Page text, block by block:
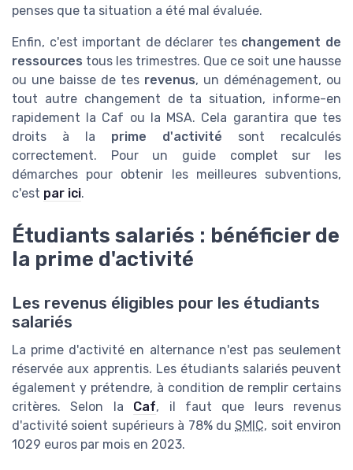
penses que ta situation a été mal évaluée.
Enfin, c'est important de déclarer tes changement de
ressources tous les trimestres. Que ce soit une hausse
ou une baisse de tes revenus, un déménagement, ou
tout autre changement de ta situation, informe-en
rapidement la Caf ou la MSA. Cela garantira que tes
droits à la prime d'activité sont recalculés
correctement. Pour un guide complet sur les
démarches pour obtenir les meilleures subventions,
c'est par ici.
Étudiants salariés : bénéficier de
la prime d'activité
Les revenus éligibles pour les étudiants
salariés
La prime d'activité en alternance n'est pas seulement
réservée aux apprentis. Les étudiants salariés peuvent
également y prétendre, à condition de remplir certains
critères. Selon la Caf, il faut que leurs revenus
d'activité soient supérieurs à 78% duSMIC, soit environ
1029 euros par mois en 2023.